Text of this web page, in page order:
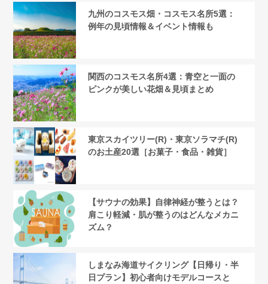
九州のコスモス畑・コスモス名所5選：
例年の見頃情報＆イベント情報も
関西のコスモス名所4選：青空と一面の
ピンクが美しい花畑＆見頃まとめ
東京スカイツリー(R)・東京ソラマチ(R)
のお土産20選［お菓子・食品・雑貨］
【サウナの効果】自律神経が整うとは？
肩こり軽減・肌が整うのはどんなメカニ
ズム？
しまなみ海道サイクリング【日帰り・半
日プラン】初心者向けモデルコースと